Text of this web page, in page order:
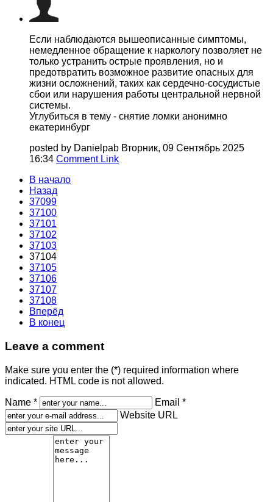
Если наблюдаются вышеописанные симптомы,
немедленное обращение к наркологу позволяет не
только устранить острые проявления, но и
предотвратить возможное развитие опасных для
жизни осложнений, таких как сердечно-сосудистые
сбои или нарушения работы центральной нервной
системы.
Углубиться в тему - снятие ломки анонимно
екатеринбург
posted by Danielpab Вторник, 09 Сентябрь 2025
16:34 Comment Link
В начало
Назад
37099
37100
37101
37102
37103
37104
37105
37106
37107
37108
Вперёд
В конец
Leave a comment
Make sure you enter the (*) required information where
indicated. HTML code is not allowed.
Name *
Email *
Website URL